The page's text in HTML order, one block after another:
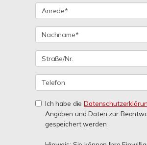
Ich habe die
Angaben und Daten zur
gespeichert werden.